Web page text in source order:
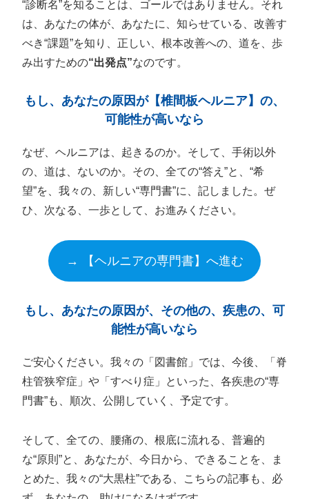
“診断名”を知ることは、ゴールではありません。それ
は、あなたの体が、あなたに、知らせている、改善す
べき“課題”を知り、正しい、根本改善への、道を、歩
み出すための“出発点”なのです。
もし、あなたの原因が【椎間板ヘルニア】の、
可能性が高いなら
なぜ、ヘルニアは、起きるのか。そして、手術以外
の、道は、ないのか。その、全ての“答え”と、“希
望”を、我々の、新しい“専門書”に、記しました。ぜ
ひ、次なる、一歩として、お進みください。
→ 【ヘルニアの専門書】へ進む
もし、あなたの原因が、その他の、疾患の、可
能性が高いなら
ご安心ください。我々の「図書館」では、今後、「脊
柱管狭窄症」や「すべり症」といった、各疾患の“専
門書”も、順次、公開していく、予定です。
そして、全ての、腰痛の、根底に流れる、普遍的
な“原則”と、あなたが、今日から、できることを、ま
とめた、我々の“大黒柱”である、こちらの記事も、必